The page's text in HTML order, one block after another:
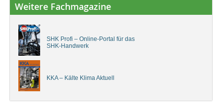
Weitere Fachmagazine
SHK Profi – Online-Portal für das
SHK-Handwerk
KKA – Kälte Klima Aktuell